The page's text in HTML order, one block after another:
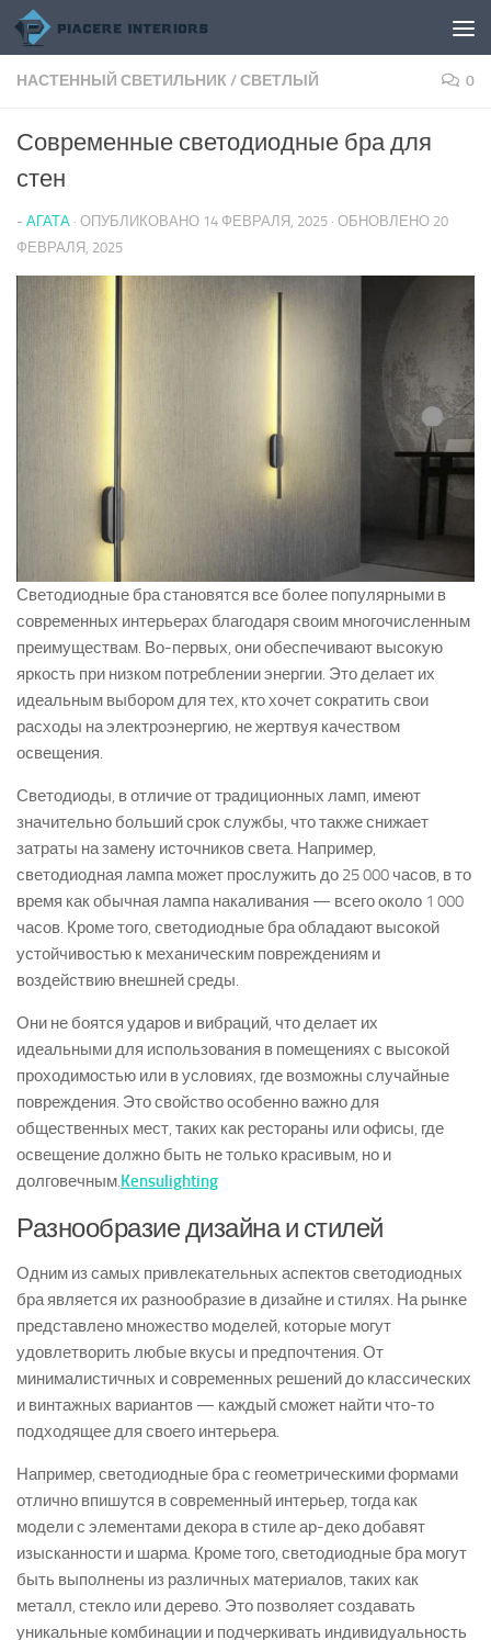
Перейти к содержимому
НАСТЕННЫЙ СВЕТИЛЬНИК /СВЕТЛЫЙ 0
Современные светодиодные бра для
стен
- АГАТА · ОПУБЛИКОВАНО 14 ФЕВРАЛЯ, 2025 · ОБНОВЛЕНО 20
ФЕВРАЛЯ, 2025
Светодиодные бра становятся все более популярными в
современных интерьерах благодаря своим многочисленным
преимуществам. Во-первых, они обеспечивают высокую
яркость при низком потреблении энергии. Это делает их
идеальным выбором для тех, кто хочет сократить свои
расходы на электроэнергию, не жертвуя качеством
освещения.
Светодиоды, в отличие от традиционных ламп, имеют
значительно больший срок службы, что также снижает
затраты на замену источников света. Например,
светодиодная лампа может прослужить до 25 000 часов, в то
время как обычная лампа накаливания — всего около 1 000
часов. Кроме того, светодиодные бра обладают высокой
устойчивостью к механическим повреждениям и
воздействию внешней среды.
Они не боятся ударов и вибраций, что делает их
идеальными для использования в помещениях с высокой
проходимостью или в условиях, где возможны случайные
повреждения. Это свойство особенно важно для
общественных мест, таких как рестораны или офисы, где
освещение должно быть не только красивым, но и
долговечным.Kensulighting
Разнообразие дизайна и стилей
Одним из самых привлекательных аспектов светодиодных
бра является их разнообразие в дизайне и стилях. На рынке
представлено множество моделей, которые могут
удовлетворить любые вкусы и предпочтения. От
минималистичных и современных решений до классических
и винтажных вариантов — каждый сможет найти что-то
подходящее для своего интерьера.
Например, светодиодные бра с геометрическими формами
отлично впишутся в современный интерьер, тогда как
модели с элементами декора в стиле ар-деко добавят
изысканности и шарма. Кроме того, светодиодные бра могут
быть выполнены из различных материалов, таких как
металл, стекло или дерево. Это позволяет создавать
уникальные комбинации и подчеркивать индивидуальность